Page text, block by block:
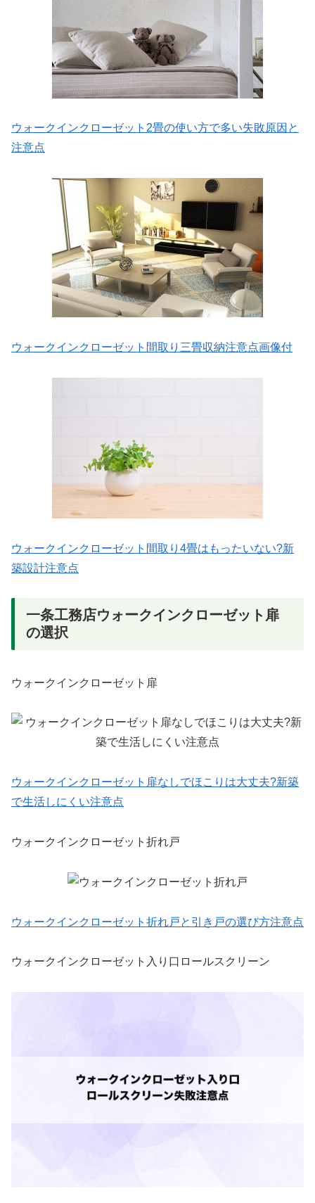
ウォークインクローゼット2畳の使い方で多い失敗原因と
注意点
ウォークインクローゼット間取り三畳収納注意点画像付
ウォークインクローゼット間取り4畳はもったいない?新
築設計注意点
一条工務店ウォークインクローゼット扉
の選択
ウォークインクローゼット扉
ウォークインクローゼット扉なしでほこりは大丈夫?新築
で生活しにくい注意点
ウォークインクローゼット折れ戸
ウォークインクローゼット折れ戸と引き戸の選び方注意点
ウォークインクローゼット入り口ロールスクリーン